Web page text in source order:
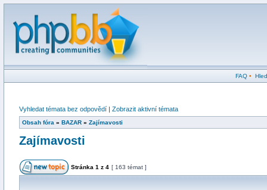
FAQ•
Vyhledat témata bez odpovědí | Zobrazit aktivní témata
Obsah fóra » BAZAR » Zajímavosti
Zajímavosti
Stránka 1 z 4 [ 163 témat ]